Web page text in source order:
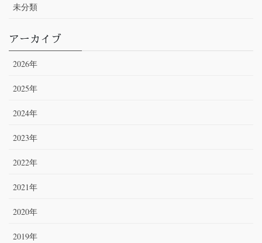
未分類
アーカイブ
2026年
2025年
2024年
2023年
2022年
2021年
2020年
2019年